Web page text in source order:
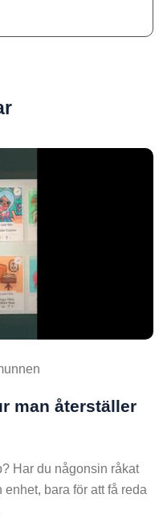
man återställer
Har du någonsin råkat
bara för att få reda